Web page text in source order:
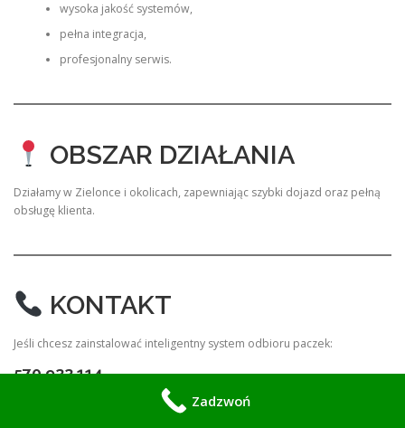
wysoka jakość systemów,
pełna integracja,
profesjonalny serwis.
OBSZAR DZIAŁANIA
Działamy w Zielonce i okolicach, zapewniając szybki dojazd oraz pełną
obsługę klienta.
KONTAKT
Jeśli chcesz zainstalować inteligentny system odbioru paczek:
570 933 114
Zapewniamy profesjonalny projekt, montaż i serwis Smart Parcel
Zadzwoń